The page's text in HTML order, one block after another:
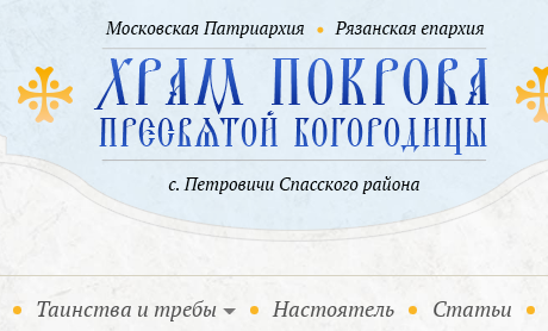
Таинства и требы Настоятель Статьи